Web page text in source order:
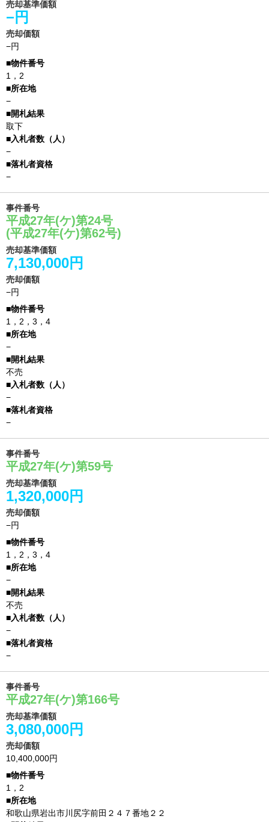
売却基準価額
−円
売却価額
−円
1，2
−
取下
−
−
事件番号
平成27年(ケ)第24号
(平成27年(ケ)第62号)
売却基準価額
7,130,000円
売却価額
−円
1，2，3，4
−
不売
−
−
事件番号
平成27年(ケ)第59号
売却基準価額
1,320,000円
売却価額
−円
1，2，3，4
−
不売
−
−
事件番号
平成27年(ケ)第166号
売却基準価額
3,080,000円
売却価額
10,400,000円
1，2
和歌山県岩出市川尻字前田２４７番地２２